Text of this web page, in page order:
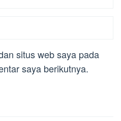
situs web saya pada
saya berikutnya.